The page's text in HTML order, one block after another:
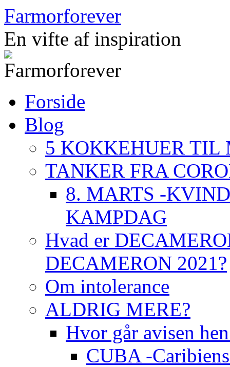
Hop
til
indhold
Farmorforever
En vifte af inspiration
Forside
Blog
5 KOKKEHUER TIL
TANKER FRA
8. MARTS -
KAMPDAG
Hvad er
DECAMERON 2021?
Om intolerance
ALDRIG MERE?
Hvor går avisen
CUBA -